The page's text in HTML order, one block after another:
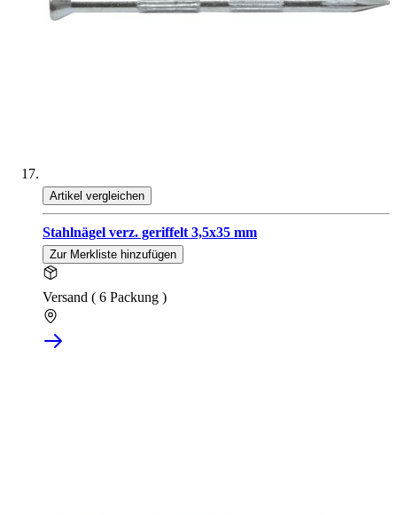
Artikel vergleichen
Stahlnägel verz. geriffelt 3,5x35 mm
Zur Merkliste hinzufügen
Versand ( 6 Packung )